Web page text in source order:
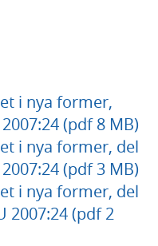
i nya former,
(pdf 8 MB)
i nya former, del
(pdf 3 MB)
i nya former, del
2007:24 (pdf 2